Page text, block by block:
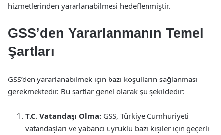
hizmetlerinden yararlanabilmesi hedeflenmiştir.
GSS’den Yararlanmanın Temel
Şartları
GSS’den yararlanabilmek için bazı koşulların sağlanması
gerekmektedir. Bu şartlar genel olarak şu şekildedir:
T.C. Vatandaşı Olma: GSS, Türkiye Cumhuriyeti
vatandaşları ve yabancı uyruklu bazı kişiler için geçerli